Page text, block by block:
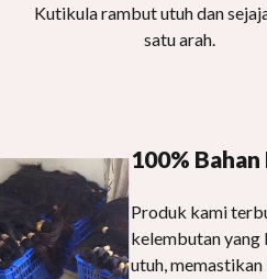
Kutikula rambut utuh dan
satu arah.
100%
Produk kami
kelembutan yang
utuh,